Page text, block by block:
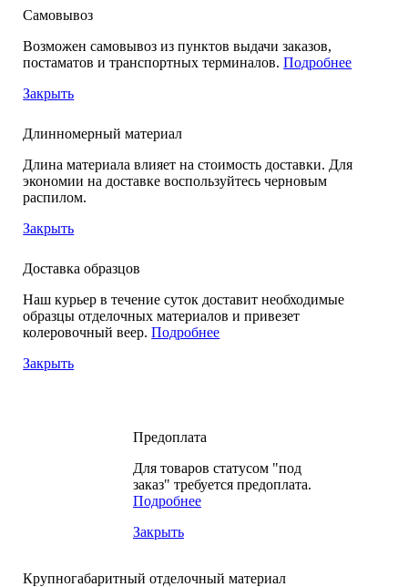
Самовывоз
Возможен самовывоз из пунктов выдачи заказов,
постаматов и транспортных терминалов.Подробнее
Закрыть
Длинномерный материал
Длина материала влияет на стоимость доставки. Для
экономии на доставке воспользуйтесь черновым
распилом.
Закрыть
Доставка образцов
Наш курьер в течение суток доставит необходимые
образцы отделочных материалов и привезет
колеровочный веер.Подробнее
Закрыть
Предоплата
Для товаров статусом "под
заказ" требуется предоплата.
Подробнее
Закрыть
Крупногабаритный отделочный материал